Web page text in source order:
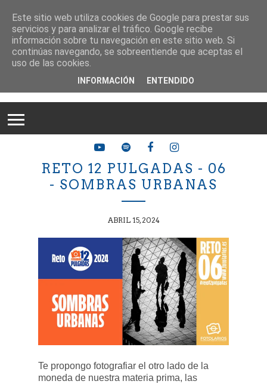
RETO 12 PULGADAS - 06
- SOMBRAS URBANAS
ABRIL 15, 2024
Te propongo fotografiar el otro lado de la
moneda de nuestra materia prima, las
Este sitio web utiliza cookies de Google para prestar sus
servicios y para analizar el tráfico. Google recibe
información sobre tu navegación en este sitio web. Si
continúas navegando, se sobreentiende que aceptas el
uso de las cookies.
INFORMACIÓN ENTENDIDO